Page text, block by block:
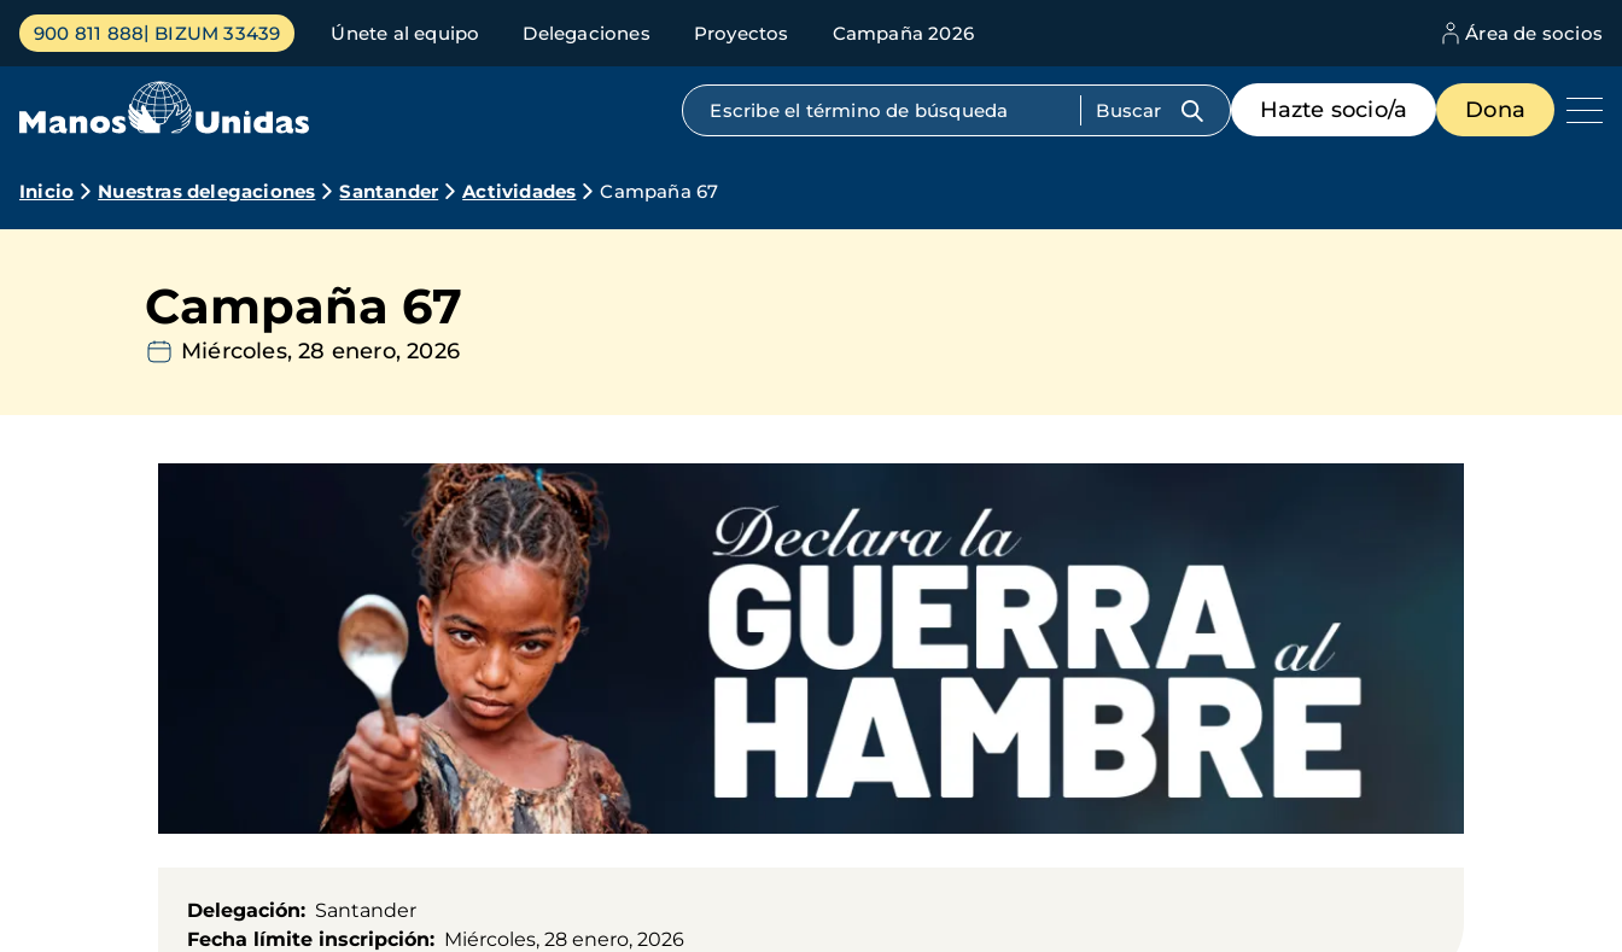
Pasar
contenido
Menú
principal
900 811 888 BIZUM 33439 Únete al equipo Delegaciones Proyectos Campaña 2026 Área de socios
Búsqueda por texto completo
Menú
de
destacados
Hazte socio/a Dona
Ruta
navegación
Inicio Nuestras delegaciones Santander Actividades Campaña 67
Campaña 67
Miércoles, 28 enero, 2026
Delegación
Santander
Fecha límite inscripción
Miércoles, 28 enero, 2026